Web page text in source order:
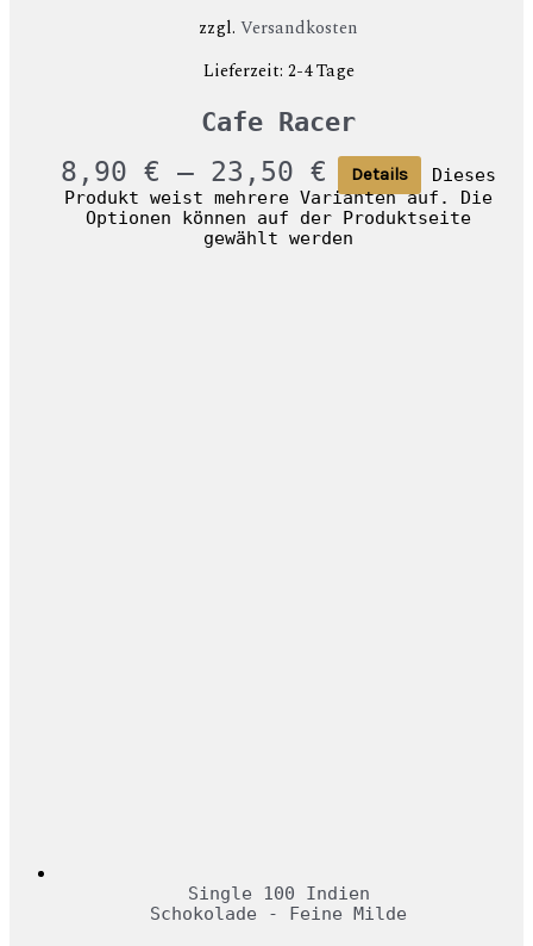
zzgl. Versandkosten
Lieferzeit: 2-4 Tage
Cafe Racer
8,90€ – 23,50€ Details
Dieses
Produkt weist mehrere Varianten auf. Die
Optionen können auf der Produktseite
gewählt werden
Single 100 Indien
Schokolade - Feine Milde